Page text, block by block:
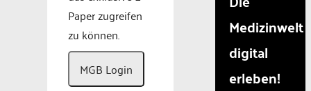
Paper zugreifen
zu können.
MGB Login
Medizinwelt
digital
erleben!